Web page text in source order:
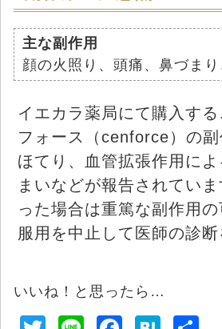
主な副作用
顔の火照り、頭痛、鼻づま
イエカラ薬局にて購入す
フォース（cenforce）の
ほてり、血管拡張作用に
まいなどが報告されてい
った場合は重篤な副作用
服用を中止して医師の診断
いいね！と思ったら…